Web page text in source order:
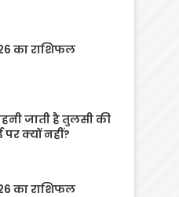
का राशिफल
जाती है तुलसी की
क्यों नहीं?
का राशिफल